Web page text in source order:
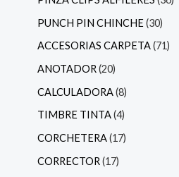
PUNCH PIN CHINCHE 30
ACCESORIAS CARPETA 71
ANOTADOR 20
CALCULADORA 8
TIMBRE TINTA 4
CORCHETERA 17
CORRECTOR 17